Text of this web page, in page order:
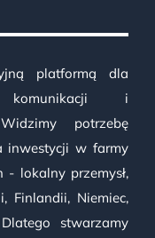
platformą dla
komunikacji i
potrzebę
inwestycji w farmy
lokalny przemysł,
Finlandii, Niemiec,
stwarzamy